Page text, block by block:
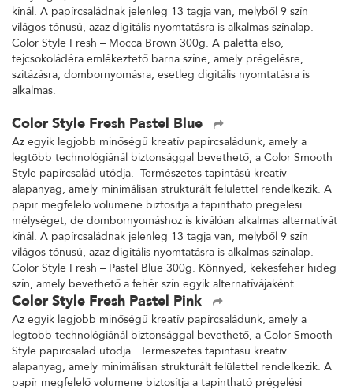
kínál. A papírcsaládnak jelenleg 13 tagja van, melyből 9 szín
világos tónusú, azaz digitális nyomtatásra is alkalmas színalap.
Color Style Fresh – Mocca Brown 300g. A paletta első,
tejcsokoládéra emlékeztető barna színe, amely prégelésre,
szitázásra, dombornyomásra, esetleg digitális nyomtatásra is
alkalmas.
Color Style Fresh Pastel Blue
Az egyik legjobb minőségű kreatív papírcsaládunk, amely a
legtöbb technológiánál biztonsággal bevethető, a Color Smooth
Style papírcsalád utódja. Természetes tapintású kreatív
alapanyag, amely minimálisan strukturált felülettel rendelkezik. A
papír megfelelő volumene biztosítja a tapintható prégelési
mélységet, de dombornyomáshoz is kiválóan alkalmas alternatívát
kínál. A papírcsaládnak jelenleg 13 tagja van, melyből 9 szín
világos tónusú, azaz digitális nyomtatásra is alkalmas színalap.
Color Style Fresh – Pastel Blue 300g. Könnyed, kékesfehér hideg
szín, amely bevethető a fehér szín egyik alternatívájaként.
Color Style Fresh Pastel Pink
Az egyik legjobb minőségű kreatív papírcsaládunk, amely a
legtöbb technológiánál biztonsággal bevethető, a Color Smooth
Style papírcsalád utódja. Természetes tapintású kreatív
alapanyag, amely minimálisan strukturált felülettel rendelkezik. A
papír megfelelő volumene biztosítja a tapintható prégelési